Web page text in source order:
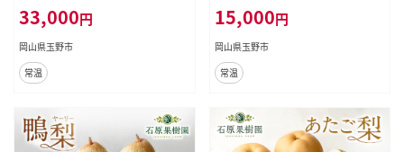
石原果樹園
33,000円
岡山県玉野市
常温
園 愛宕梨 日本一大きい梨
15,000円
岡山県玉野市
常温